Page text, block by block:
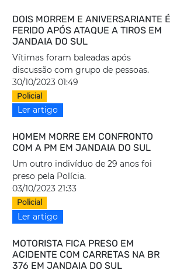
DOIS MORREM E ANIVERSARIANTE É
FERIDO APÓS ATAQUE A TIROS EM
JANDAIA DO SUL
Vítimas foram baleadas após
discussão com grupo de pessoas.
30/10/2023 01:49
Policial
Ler artigo
HOMEM MORRE EM CONFRONTO
COM A PM EM JANDAIA DO SUL
Um outro indivíduo de 29 anos foi
preso pela Polícia.
03/10/2023 21:33
Policial
Ler artigo
MOTORISTA FICA PRESO EM
ACIDENTE COM CARRETAS NA BR
376 EM JANDAIA DO SUL